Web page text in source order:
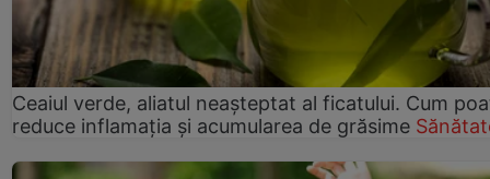
Ceaiul verde, aliatul neașteptat al ficatului. Cum
reduce inflamația și acumularea de grăsime